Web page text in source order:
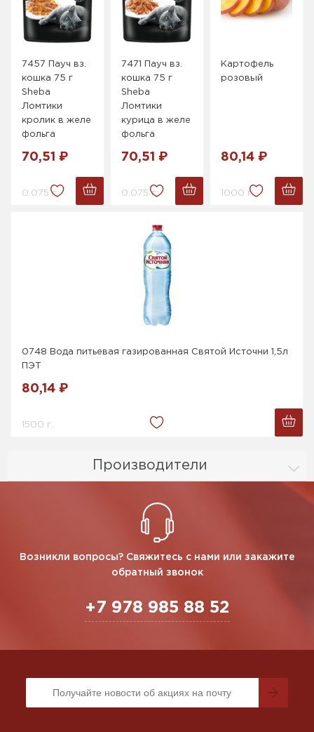
Производители
7457 Пауч вз.
кошка 75 г
Sheba
Ломтики
кролик в желе
фольга
70,51 ₽
0.075 г.
7471 Пауч вз.
кошка 75 г
Sheba
Ломтики
курица в желе
фольга
70,51 ₽
0.075 г.
Картофель
розовый
80,14 ₽
1000 г.
0748 Вода питьевая газированная Святой Источни 1,5л
ПЭТ
80,14 ₽
1500 г.
Возникли вопросы? Свяжитесь с нами или закажите
обратный звонок
+7 978 985 88 52